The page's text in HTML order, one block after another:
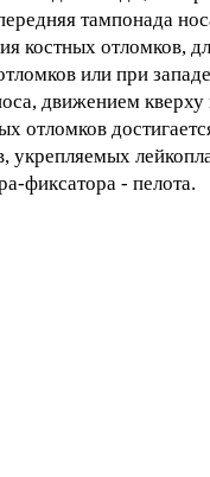
тампонада
отломков,
или при
движением
отломков
укрепляемых
фиксатора - пелота.